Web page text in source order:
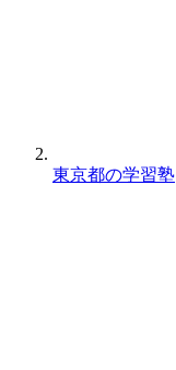
東京都の学習塾